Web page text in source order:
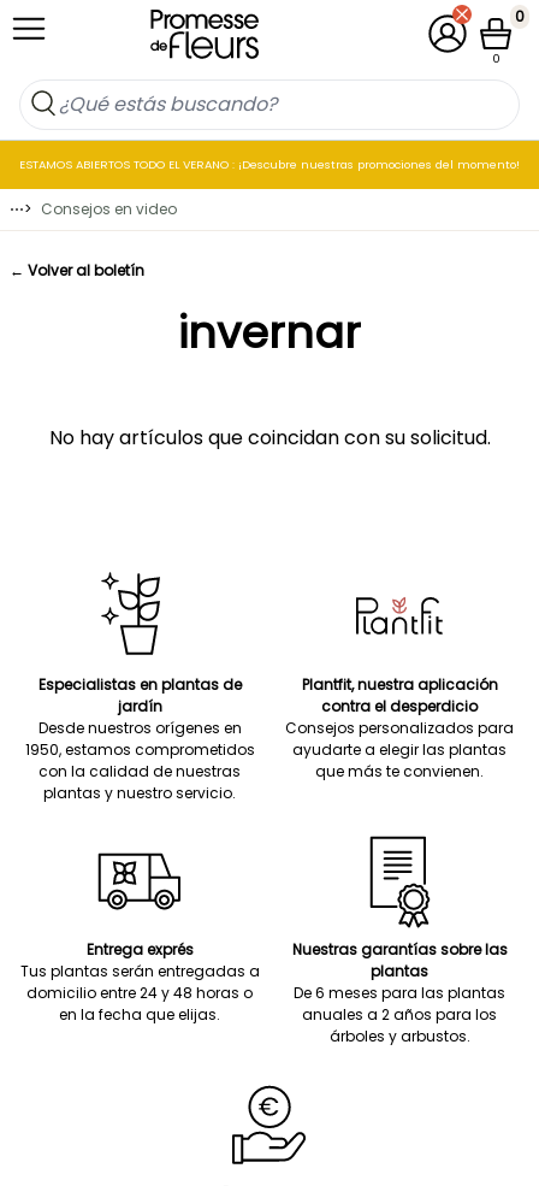
Ir al contenido Mi cuenta
Cesta
0
0
ESTAMOS ABIERTOS TODO EL VERANO : ¡Descubre nuestras promociones del momento!
⋯> Consejos en video
invernar
← Volver al boletín
No hay artículos que coincidan con su solicitud.
Especialistas en plantas de
jardín
Desde nuestros orígenes en
1950, estamos comprometidos
con la calidad de nuestras
plantas y nuestro servicio.
Plantfit, nuestra aplicación
contra el desperdicio
Consejos personalizados para
ayudarte a elegir las plantas
que más te convienen.
Entrega exprés
Tus plantas serán entregadas a
domicilio entre 24 y 48 horas o
en la fecha que elijas.
Nuestras garantías sobre las
plantas
De 6 meses para las plantas
anuales a 2 años para los
árboles y arbustos.